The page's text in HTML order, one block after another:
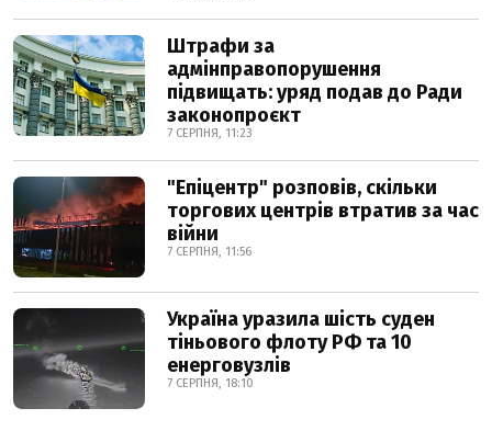
Штрафи за
адмінправопорушення
підвищать: уряд подав до Ради
законопроєкт
7 СЕРПНЯ, 11:23
"Епіцентр" розповів, скільки
торгових центрів втратив за час
війни
7 СЕРПНЯ, 11:56
Україна уразила шість суден
тіньового флоту РФ та 10
енерговузлів
7 СЕРПНЯ, 18:10